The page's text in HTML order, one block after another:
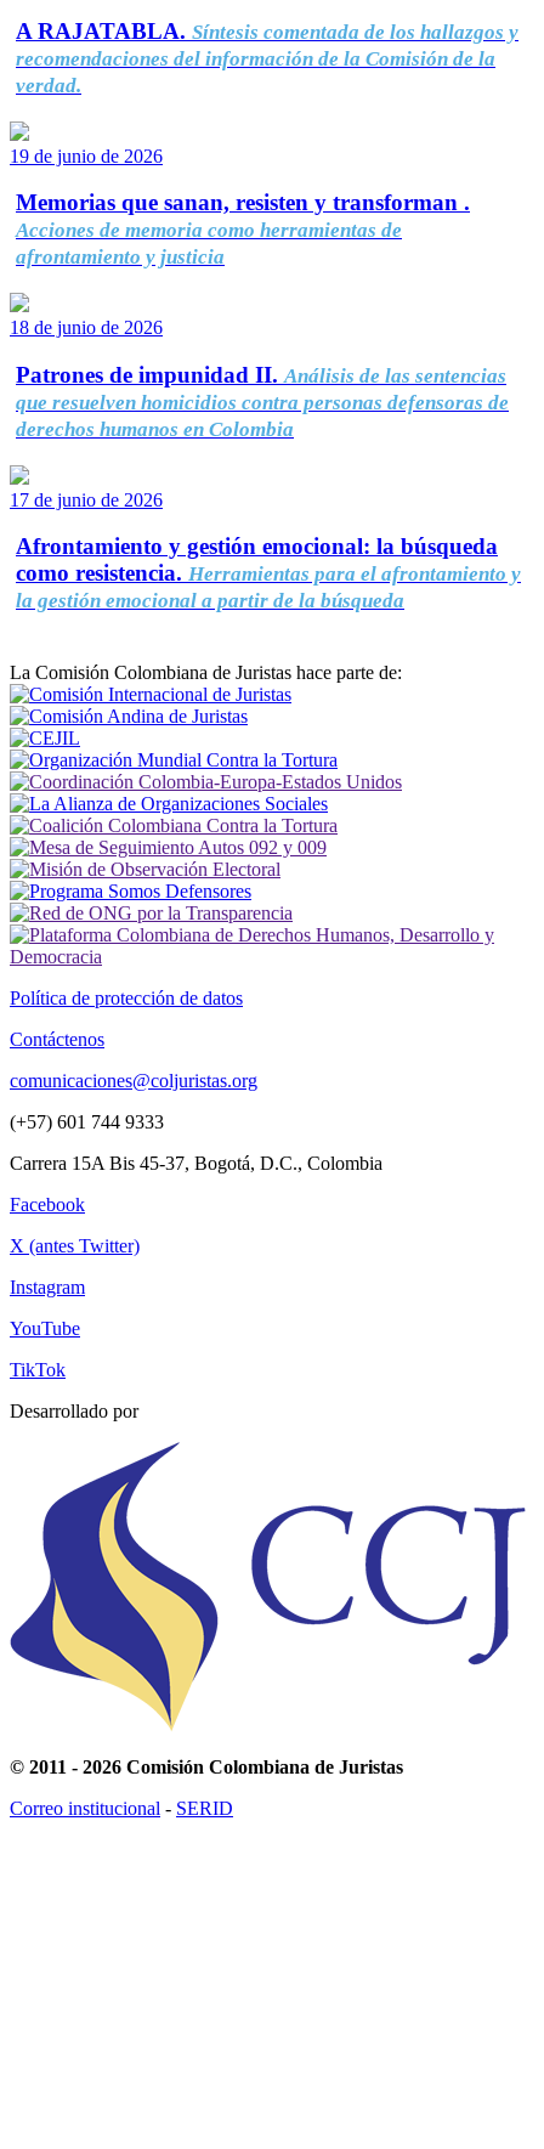
A RAJATABLA. Síntesis comentada de los hallazgos y
recomendaciones del información de la Comisión de la
verdad.
19 de junio de 2026
Memorias que sanan, resisten y transforman .
Acciones de memoria como herramientas de
afrontamiento y justicia
18 de junio de 2026
Patrones de impunidad II. Análisis de las sentencias
que resuelven homicidios contra personas defensoras de
derechos humanos en Colombia
17 de junio de 2026
Afrontamiento y gestión emocional: la búsqueda
como resistencia. Herramientas para el afrontamiento y
la gestión emocional a partir de la búsqueda
La Comisión Colombiana de Juristas hace parte de:
Política de protección de datos
Contáctenos
comunicaciones@coljuristas.org
(+57) 601 744 9333
Carrera 15A Bis 45-37, Bogotá, D.C., Colombia
Facebook
X (antes Twitter)
Instagram
YouTube
TikTok
Desarrollado por
© 2011 - 2026 Comisión Colombiana de Juristas
Correo institucional - SERID